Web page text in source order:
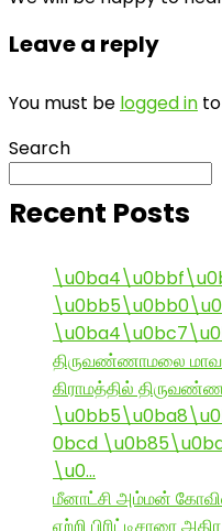
Leave a reply
You must be logged in
Search
Recent Posts
திருவண்ணாமலை
கிராமத்தில்
0bcd
\u0…
மீனாட்சி அம்மன்